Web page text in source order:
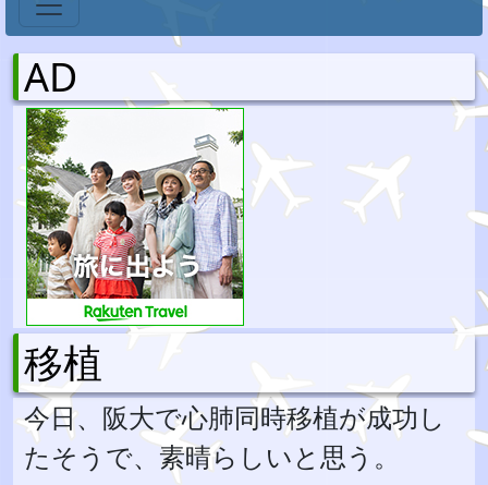
AD
移植
今日、阪大で心肺同時移植が成功し
たそうで、素晴らしいと思う。